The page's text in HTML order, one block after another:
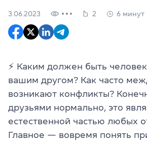
3.06.2023 2 6 минут
⚡ Каким должен быть
вашим другом? Как часто
возникают конфликты?
друзьями нормально, это
естественной частью любых
Главное — вовремя понять